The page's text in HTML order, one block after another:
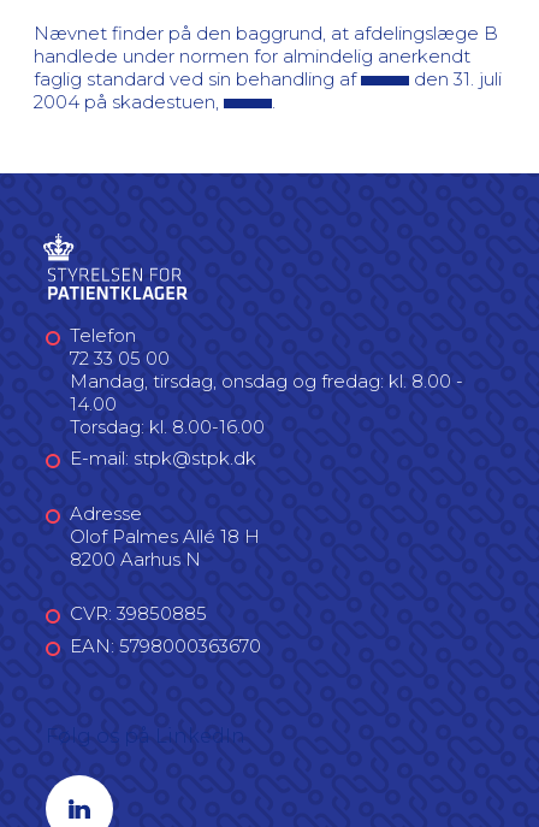
Nævnet finder på den baggrund, at afdelingslæge B
handlede under normen for almindelig anerkendt
faglig standard ved sin behandling af
den 31. juli
2004 på skadestuen,
Telefon
72 33 05 00
Mandag, tirsdag, onsdag og fredag: kl. 8.00 -
14.00
Torsdag: kl. 8.00-16.00
E-mail: stpk@stpk.dk
Adresse
Olof Palmes Allé 18 H
8200 Aarhus N
CVR: 39850885
EAN: 5798000363670
Linkedin profil